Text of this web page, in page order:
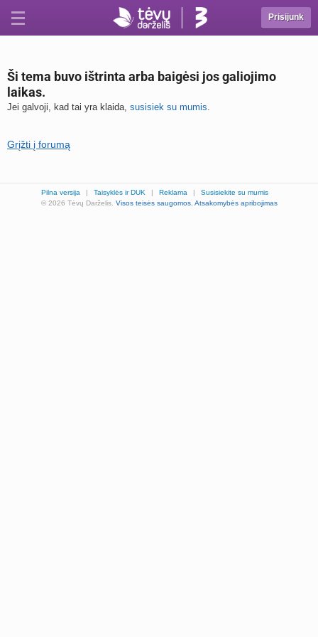
Prisijunk
Ši tema buvo ištrinta arba baigėsi jos galiojimo
laikas.
Jei galvoji, kad tai yra klaida, susisiek su mumis.
Grįžti į forumą
Pilna versija | Taisyklės ir DUK | Reklama |
Susisiekite su mumis
© 2026 Tėvų Darželis. Visos teisės saugomos. Atsakomybės apribojimas